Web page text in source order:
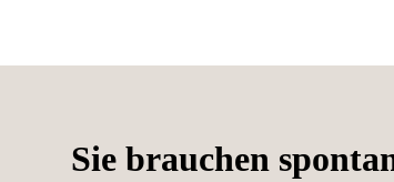
Sie brauchen